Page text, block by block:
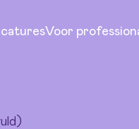
Voor